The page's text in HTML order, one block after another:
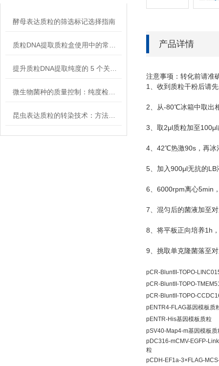
酵母表达质粒的筛选标记选择指南
产品详情
注意事项：转化前请准
1 、收到质粒干粉后请先
2、从-80℃冰箱中取出
3、取 2μl质粒加至 100μl
4、 42℃热激90s ，再冰
5、加入900μl无抗的LB
6、 6000rpm离心5min
7、混匀后的菌液加至
8、将平板正向培养1h
9、挑取单克隆菌落至
pCR-BluntII-TOPO-
pCR-BluntII-TOPO-
pCR-BluntII-TOPO-
pENTR4-FLAG基因模板质
pENTR-His基因模板质粒
pSV40-Map4-m基因模板质
pDC316-mCMV-EGFP-
粒
pCDH-EF1a-3×FLAG-